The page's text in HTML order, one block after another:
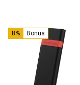
8% Bonus